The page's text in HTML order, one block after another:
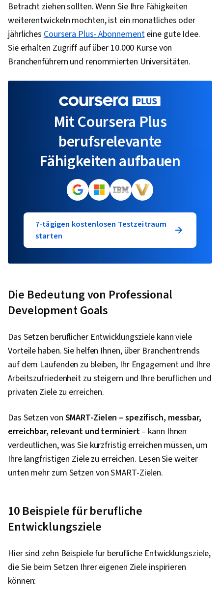
Betracht ziehen sollten. Wenn Sie Ihre Fähigkeiten
weiterentwickeln möchten, ist ein monatliches oder
jährliches Coursera Plus- Abonnementeine gute Idee.
Sie erhalten Zugriff auf über 10.000 Kurse von
Branchenführern und renommierten Universitäten.
Mit Coursera Plus
berufsrelevante
Fähigkeiten aufbauen
7-tägigen kostenlosen Testzeitraum
starten
Die Bedeutung von Professional
Development Goals
Das Setzen beruflicher Entwicklungsziele kann viele
Vorteile haben. Sie helfen Ihnen, über Branchentrends
auf dem Laufenden zu bleiben, Ihr Engagement und Ihre
Arbeitszufriedenheit zu steigern und Ihre beruflichen und
privaten Ziele zu erreichen.
Das Setzen von SMART-Zielen – spezifisch, messbar,
erreichbar, relevant und terminiert– kann Ihnen
verdeutlichen, was Sie kurzfristig erreichen müssen, um
Ihre langfristigen Ziele zu erreichen. Lesen Sie weiter
unten mehr zum Setzen von SMART-Zielen.
10 Beispiele für berufliche
Entwicklungsziele
Hier sind zehn Beispiele für berufliche Entwicklungsziele,
die Sie beim Setzen Ihrer eigenen Ziele inspirieren
können: